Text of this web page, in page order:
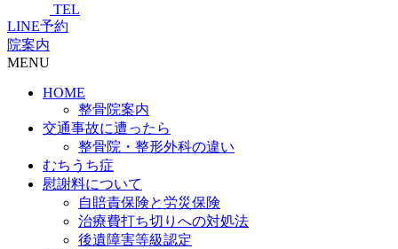
TEL
LINE予約
院案内
MENU
HOME
整骨院案内
交通事故に遭ったら
整骨院・整形外科の違い
むちうち症
慰謝料について
自賠責保険と労災保険
治療費打ち切りへの対処法
後遺障害等級認定